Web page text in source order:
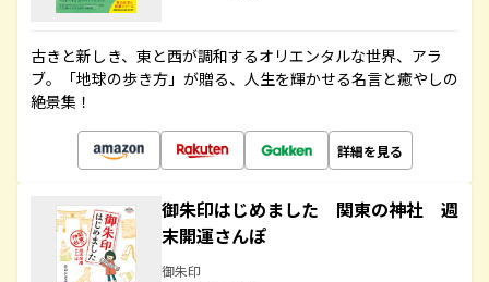
古きと新しき、東と西が調和するオリエンタルな世界、アラ
ブ。「地球の歩き方」が贈る、人生を輝かせる名言と癒やしの
絶景集！
詳細を見る
御朱印はじめました 関東の神社 週
末開運さんぽ
御朱印